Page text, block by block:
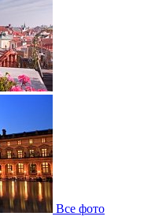
Все фото